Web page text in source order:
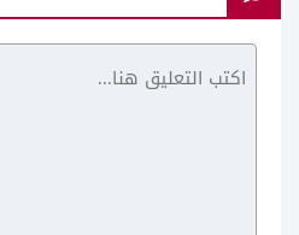
Yacine TV Black